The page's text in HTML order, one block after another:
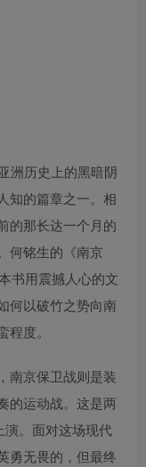
洲历史上的黑暗阴
知的篇章之一。相
的那长达一个月的
何铭生的《南京
书用震撼人心的文
何以破竹之势向南
度。
南京保卫战则是装
的运动战。这是两
演。面对这场现代
勇无畏的，但最终